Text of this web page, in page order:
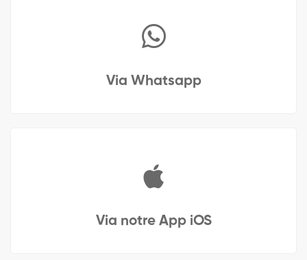
Via Whatsapp
Via notre App iOS